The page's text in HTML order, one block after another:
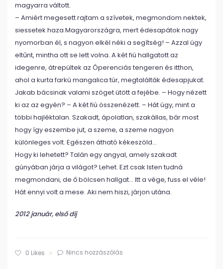
magyarra váltott.
– Amiért megesett rajtam a szívetek, megmondom nektek,
siessetek haza Magyarországra, mert édesapátok nagy
nyomorban él, s nagyon elkél néki a segítség! – Azzal úgy
eltűnt, mintha ott se lett volna. A két fiú hallgatott az
idegenre, átrepültek az Óperenciás tengeren és itthon,
ahol a kurta farkú mangalica túr, megtalálták édesapjukat.
Jakab bácsinak valami szöget ütött a fejébe. – Hogy nézett
ki az az egyén? – A két fiú összenézett. – Hát úgy, mint a
többi hajléktalan. Szakadt, ápolatlan, szakállas, bár most
hogy így eszembe jut, a szeme, a szeme nagyon
különleges volt. Egészen átható kékeszöld…
Hogy ki lehetett? Talán egy angyal, amely szakadt
gúnyában járja a világot? Lehet. Ezt csak Isten tudná
megmondani, de ő bölcsen hallgat… Itt a vége, fuss el véle!
Hát ennyi volt a mese. Aki nem hiszi, járjon utána.
2012 január, első díj
0 Likes Nincs hozzászólás